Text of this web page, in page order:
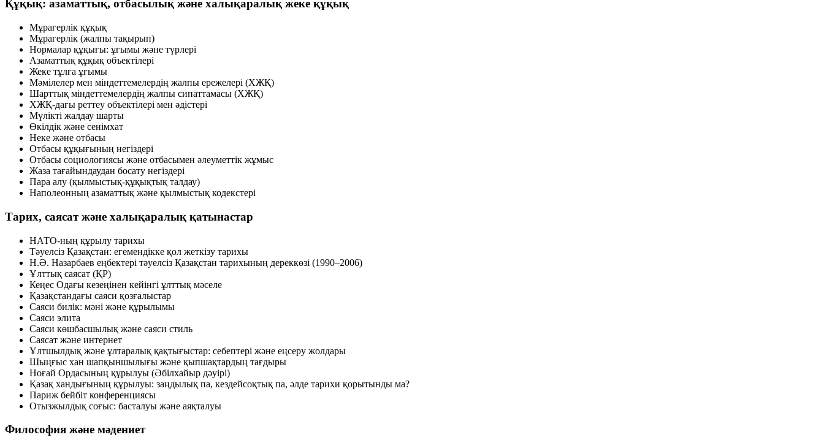
Құқық: азаматтық, отбасылық және халықаралық жеке құқық
Мұрагерлік құқық
Мұрагерлік (жалпы тақырып)
Нормалар құқығы: ұғымы және түрлері
Азаматтық құқық объектілері
Жеке тұлға ұғымы
Мәмілелер мен міндеттемелердің жалпы ережелері (ХЖҚ)
Шарттық міндеттемелердің жалпы сипаттамасы (ХЖҚ)
ХЖҚ-дағы реттеу объектілері мен әдістері
Мүлікті жалдау шарты
Өкілдік және сенімхат
Неке және отбасы
Отбасы құқығының негіздері
Отбасы социологиясы және отбасымен әлеуметтік жұмыс
Жаза тағайындаудан босату негіздері
Пара алу (қылмыстық-құқықтық талдау)
Наполеонның азаматтық және қылмыстық кодекстері
Тарих, саясат және халықаралық қатынастар
НАТО-ның құрылу тарихы
Тәуелсіз Қазақстан: егемендікке қол жеткізу тарихы
Н.Ә. Назарбаев еңбектері тәуелсіз Қазақстан тарихының дереккөзі (1990–2006)
Ұлттық саясат (ҚР)
Кеңес Одағы кезеңінен кейінгі ұлттық мәселе
Қазақстандағы саяси қозғалыстар
Саяси билік: мәні және құрылымы
Саяси элита
Саяси көшбасшылық және саяси стиль
Саясат және интернет
Ұлтшылдық және ұлтаралық қақтығыстар: себептері және еңсеру жолдары
Шыңғыс хан шапқыншылығы және қыпшақтардың тағдыры
Ноғай Ордасының құрылуы (Әбілхайыр дәуірі)
Қазақ хандығының құрылуы: заңдылық па, кездейсоқтық па, әлде тарихи қорытынды ма?
Париж бейбіт конференциясы
Отызжылдық соғыс: басталуы және аяқталуы
Философия және мәдениет